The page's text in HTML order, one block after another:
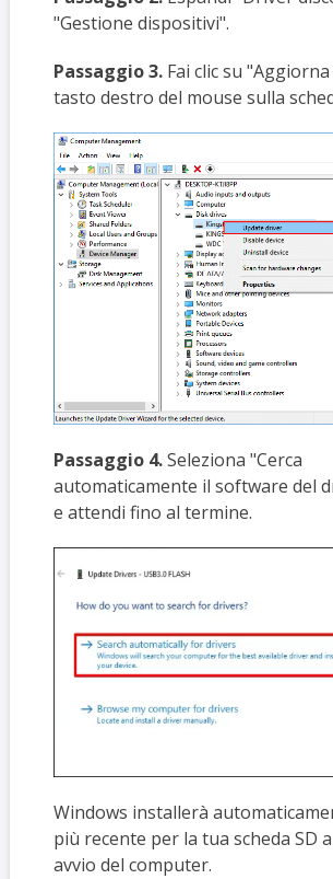
"Gestione dispositivi".
Passaggio 3.Fai clic su
tasto destro del mouse sulla
Passaggio 4.Seleziona "Cerca
automaticamente il software del
e attendi fino al termine.
Windows installerà
più recente per la tua scheda SD
avvio del computer.